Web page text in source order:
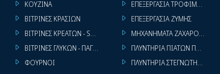
ΚΟΥΖΙΝΑ
ΒΙΤΡΙΝΕΣ ΚΡΑΣΙΩΝ
ΒΙΤΡΙΝΕΣ ΚΡΕΑΤΩΝ - SUPER MARKET
ΒΙΤΡΙΝΕΣ ΓΛΥΚΩΝ - ΠΑΓΩΤΩΝ
ΦΟΥΡΝΟΙ
ΕΠΕΞΕΡΓΑΣΙΑ ΤΡΟΦΙΜΩΝ
ΕΠΕΞΕΡΓΑΣΙΑ ΖΥΜΗΣ
ΜΗΧΑΝΗΜΑΤΑ
ΠΛΥΝΤΗΡΙΑ ΠΙΑΤΩΝ
ΠΛΥΝΤΗΡΙΑ ΣΤΕΓΝΩΤΗΡΙΑ